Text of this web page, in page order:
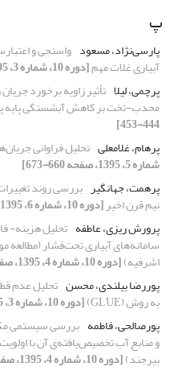
پ
پارسی‌نژاد، مسعود
آبیاری غلات مهم[دوره 10، شماره 3، 1395، صفحه 389-397]
پرچمی، لیلا تأثیر زاویه برخورد
محدب-تخت بر کاهش آبشستگی پایه
444-453]
پرهام، غلامعلی تحلیل فراوانی
شماره 5، 1395، صفحه 660-673]
پرهمت، جهانگیر بررسی روند
نیم قرن اخیر[دوره 10، شماره 6، 1395، صفحه 797-809]
پرورش ریزی، عاطفه تحلیل هزینه-
سامانه‌های آبیاری تحت‌فشار
اشرفیه)[دوره 10، شماره 4، 1395، صفحه 532-543]
پوررضا بیلندی، محسن تحلیل عدم
به روش (GLUE)
[دوره 10، شماره 3، 1395، صفحه 284-293]
پورصالحی، فاطمه بررسی سیستمی
و منابع آب تخصیص‌یافته‌ی آن با
بیرجند)[دوره 10، شماره 4، 1395، صفحه 433-443]